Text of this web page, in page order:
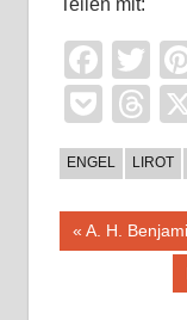
Teilen mit:
ENGEL LIROT
Vorheriger
A. H.